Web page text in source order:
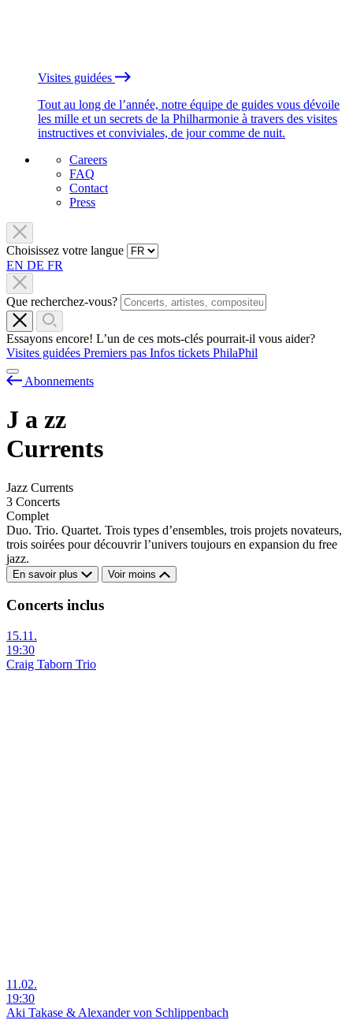
Visites guidées
Tout au long de l’année, notre équipe de guides vous dévoile
les mille et un secrets de la Philharmonie à travers des visites
instructives et conviviales, de jour comme de nuit.
Careers
FAQ
Contact
Press
Choisissez votre langue
EN DE FR
Que recherchez-vous?
Essayons encore! L’un de ces mots-clés pourrait-il vous aider?
Visites guidées Premiers pas Infos tickets PhilaPhil
Abonnements
J a zz
Currents
Jazz Currents
3 Concerts
Complet
Duo. Trio. Quartet. Trois types d’ensembles, trois projets novateurs,
trois soirées pour découvrir l’univers toujours en expansion du free
jazz.
En savoir plus Voir moins
Concerts inclus
15.11.
19:30
Craig Taborn Trio
11.02.
19:30
Aki Takase & Alexander von Schlippenbach